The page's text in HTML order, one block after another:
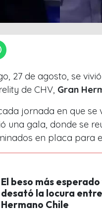
27 de agosto, se
de CHV, Gran
jornada en que
una gala, donde se
en placa para
El beso más
desató la locura
Hermano Chile